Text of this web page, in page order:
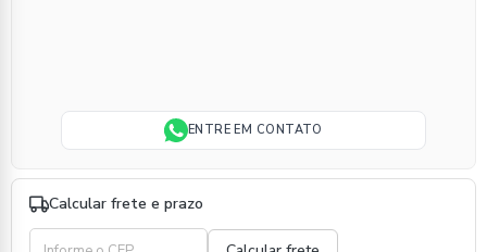
ENTRE EM CONTATO
Calcular frete e prazo